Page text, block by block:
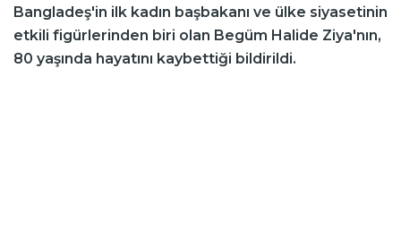
Bangladeş'in ilk kadın başbakanı ve ülke siyasetinin
etkili figürlerinden biri olan Begüm Halide Ziya'nın,
80 yaşında hayatını kaybettiği bildirildi.